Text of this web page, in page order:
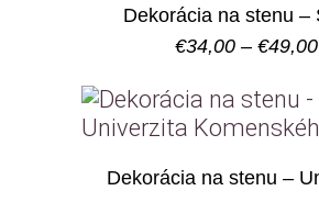
Dekorácia na stenu –
€34,00 – €49,00
Dekorácia na stenu –